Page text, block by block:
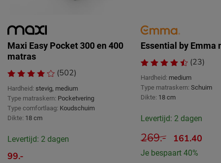
Maxi Easy Pocket 300 en 400
matras
(502)
Hardheid: stevig, medium
Type matraskern: Pocketvering
Type comfortlaag: Koudschuim
Dikte: 18 cm
Levertijd: 2 dagen
99.-
Essential by Emma
(23)
Hardheid: medium
Type matraskern: Schuim
Dikte: 18 cm
Levertijd: 2 dagen
269.- 161.40
Je bespaart 40%